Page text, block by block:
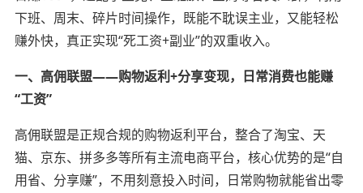
下班、周末、碎片时间操作，既能不耽误主业，又能轻松
赚外快，真正实现“死工资+副业”的双重收入。
一、高佣联盟——购物返利+分享变现，日常消费也能赚
“工资”
高佣联盟是正规合规的购物返利平台，整合了淘宝、天
猫、京东、拼多多等所有主流电商平台，核心优势的是“自
用省、分享赚”，不用刻意投入时间，日常购物就能省出零